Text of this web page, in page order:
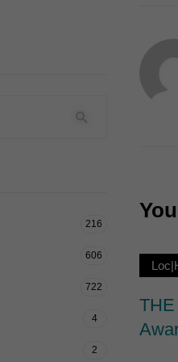
THE
216
606
722
4
2
Inhalte von
akzeptiert werden,